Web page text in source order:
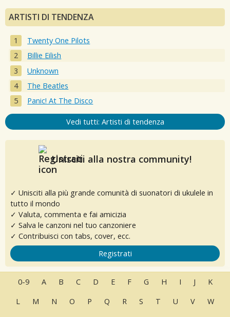
ARTISTI DI TENDENZA
Twenty One Pilots
Billie Eilish
Unknown
The Beatles
Panic! At The Disco
Vedi tutti: Artisti di tendenza
Unisciti alla nostra community!
✓ Unisciti alla più grande comunità di suonatori di ukulele in
tutto il mondo
✓ Valuta, commenta e fai amicizia
✓ Salva le canzoni nel tuo canzoniere
✓ Contribuisci con tabs, cover, ecc.
Registrati
0-9 A B C D E F G H I J
K
L
M N O P Q R S T U V
W